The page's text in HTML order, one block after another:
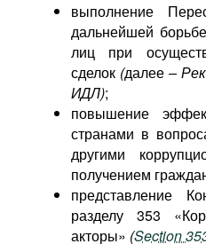
выполнение
дальнейшей
лиц при
сделок (далее –
ИДЛ);
повышение
странами в
другими
получением
представление
разделу 353
акторы» (Section